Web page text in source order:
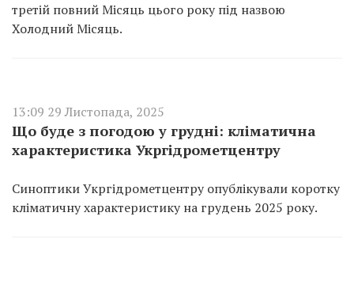
третій повний Місяць цього року під назвою
Холодний Місяць.
13:09 29 Листопада, 2025
Що буде з погодою у грудні: кліматична
характеристика Укргідрометцентру
Синоптики Укргідрометцентру опублікували коротку
кліматичну характеристику на грудень 2025 року.